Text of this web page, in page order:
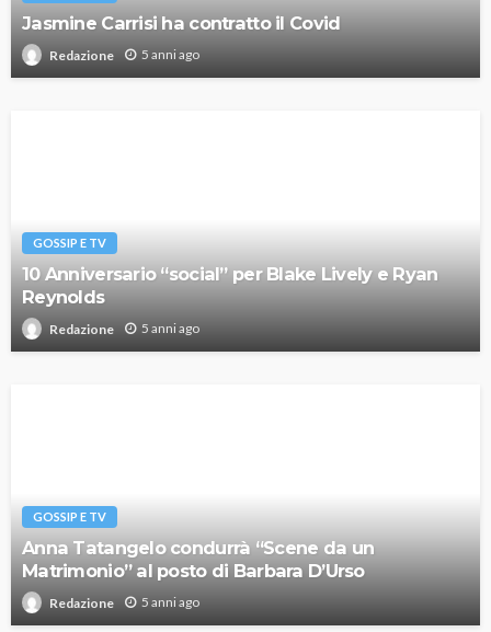
Jasmine Carrisi ha contratto il Covid
Redazione 5 anni ago
GOSSIP E TV
10 Anniversario “social” per Blake Lively e Ryan
Reynolds
Redazione 5 anni ago
GOSSIP E TV
Anna Tatangelo condurrà “Scene da un
Matrimonio” al posto di Barbara D’Urso
Redazione 5 anni ago